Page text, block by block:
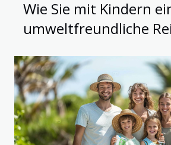
Wie Sie mit Kindern
umweltfreundliche